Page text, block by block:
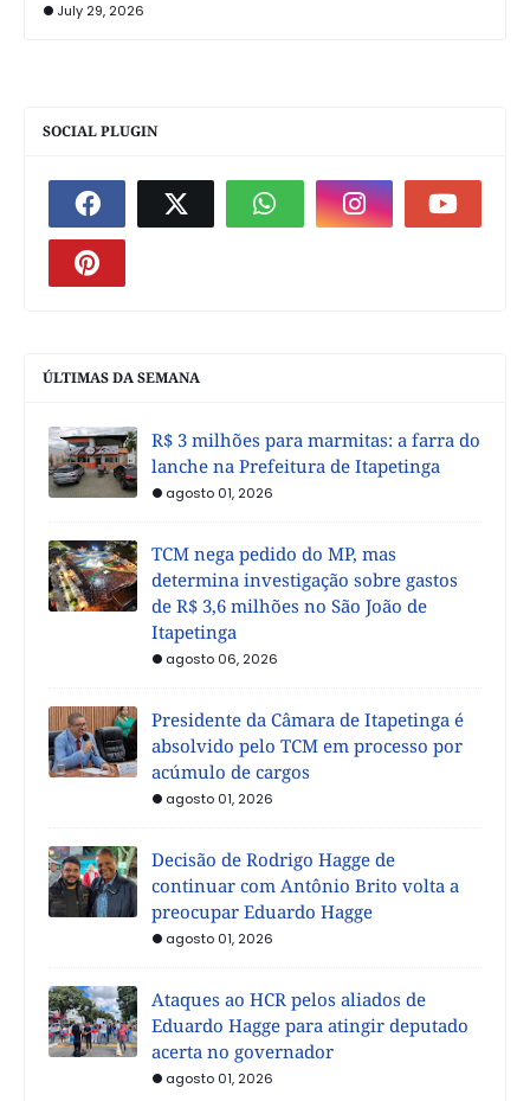
July 29, 2026
SOCIAL PLUGIN
ÚLTIMAS DA SEMANA
R$ 3 milhões para marmitas: a farra do
lanche na Prefeitura de Itapetinga
agosto 01, 2026
TCM nega pedido do MP, mas
determina investigação sobre gastos
de R$ 3,6 milhões no São João de
Itapetinga
agosto 06, 2026
Presidente da Câmara de Itapetinga é
absolvido pelo TCM em processo por
acúmulo de cargos
agosto 01, 2026
Decisão de Rodrigo Hagge de
continuar com Antônio Brito volta a
preocupar Eduardo Hagge
agosto 01, 2026
Ataques ao HCR pelos aliados de
Eduardo Hagge para atingir deputado
acerta no governador
agosto 01, 2026